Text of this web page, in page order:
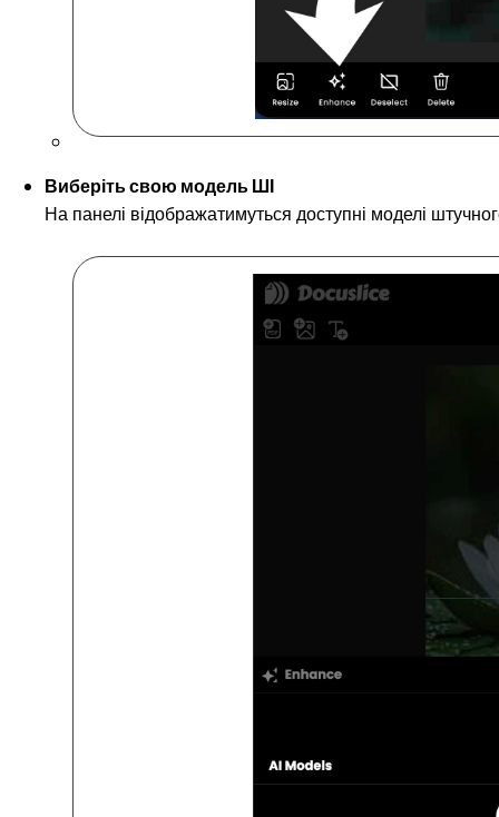
Виберіть свою модель ШІ
На панелі відображатимуться доступні моделі